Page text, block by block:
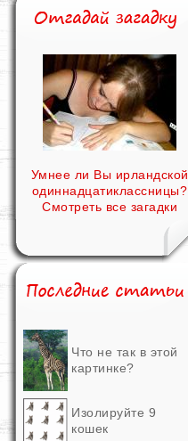
Умнее ли Вы ирландской
одиннадцатиклассницы?
Смотреть все загадки
Что не так в этой
картинке?
Изолируйте 9
кошек